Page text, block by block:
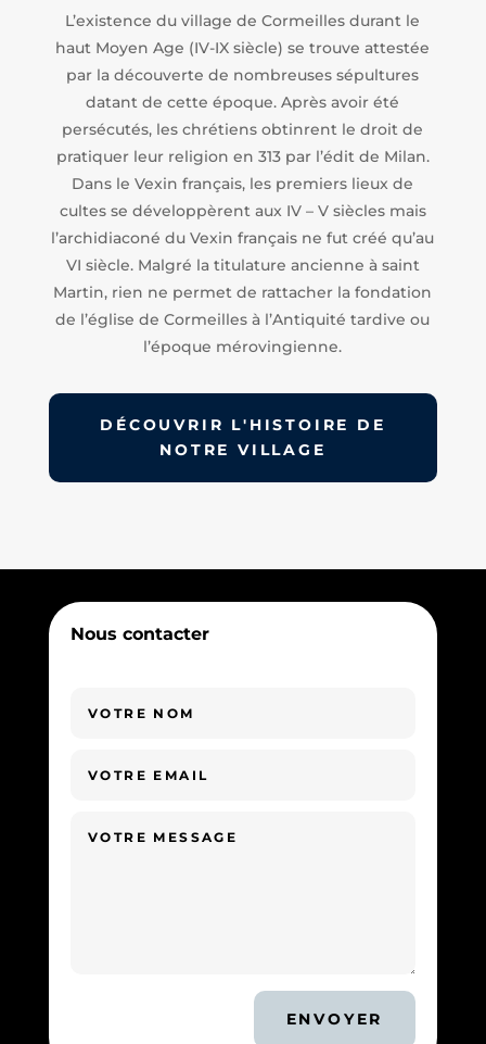
L’existence du village de Cormeilles durant le
haut Moyen Age (IV-IX siècle) se trouve attestée
par la découverte de nombreuses sépultures
datant de cette époque. Après avoir été
persécutés, les chrétiens obtinrent le droit de
pratiquer leur religion en 313 par l’édit de Milan.
Dans le Vexin français, les premiers lieux de
cultes se développèrent aux IV – V siècles mais
l’archidiaconé du Vexin français ne fut créé qu’au
VI siècle. Malgré la titulature ancienne à saint
Martin, rien ne permet de rattacher la fondation
de l’église de Cormeilles à l’Antiquité tardive ou
l’époque mérovingienne.
DÉCOUVRIR L'HISTOIRE DE
NOTRE VILLAGE
Nous contacter
ENVOYER